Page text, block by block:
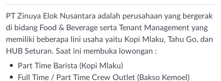
PT Zinuya Elok Nusantara adalah perusahaan yang bergerak
di bidang Food & Beverage serta Tenant Management yang
memiliki beberapa lini usaha yaitu Kopi Mlaku, Tahu Go, dan
HUB Seturan. Saat ini membuka lowongan :
Part Time Barista (Kopi Mlaku)
Full Time / Part Time Crew Outlet (Bakso Kemoel)